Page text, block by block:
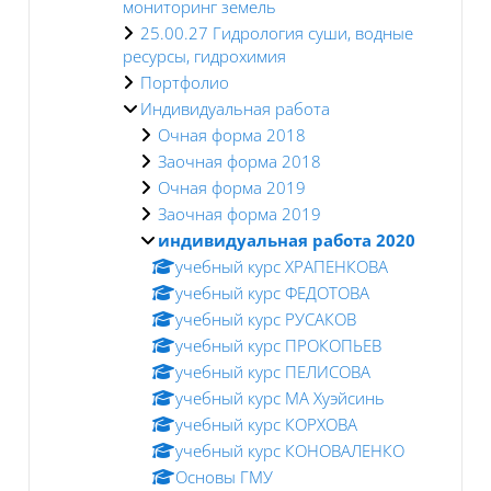
мониторинг земель
25.00.27 Гидрология суши, водные
ресурсы, гидрохимия
Портфолио
Индивидуальная работа
Очная форма 2018
Заочная форма 2018
Очная форма 2019
Заочная форма 2019
индивидуальная работа 2020
учебный курс ХРАПЕНКОВА
учебный курс ФЕДОТОВА
учебный курс РУСАКОВ
учебный курс ПРОКОПЬЕВ
учебный курс ПЕЛИСОВА
учебный курс МА Хуэйсинь
учебный курс КОРХОВА
учебный курс КОНОВАЛЕНКО
Основы ГМУ